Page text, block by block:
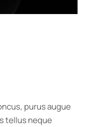
purus augue
tellus neque